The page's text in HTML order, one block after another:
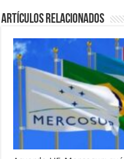
Artículos relacionados